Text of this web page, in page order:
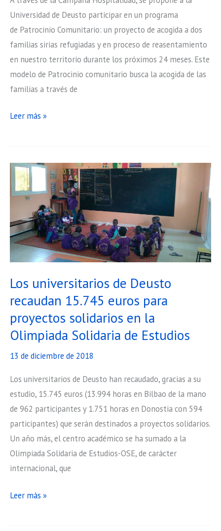
Universidad de Deusto participar en un programa
de Patrocinio Comunitario: un proyecto de acogida a dos
familias sirias refugiadas y en proceso de reasentamiento
en nuestro territorio durante los próximos 24 meses. Este
modelo de Patrocinio comunitario busca la acogida de las
familias a través de
Patrocinio
proyecto
de
acogida
Leer más »
Los universitarios de Deusto
recaudan 15.745 euros para
proyectos solidarios en la
Olimpiada Solidaria de Estudios
13 de diciembre de 2018
Los universitarios de Deusto han recaudado, gracias a su
estudio, 15.745 euros (13.994 horas en Bilbao de la mano
de 962 participantes y 1.751 horas en Donostia con 594
participantes) que serán destinados a proyectos solidarios.
Un año más, el centro académico se ha sumado a la
Olimpiada Solidaria de Estudios-OSE, de carácter
internacional, que
Los
Leer más »